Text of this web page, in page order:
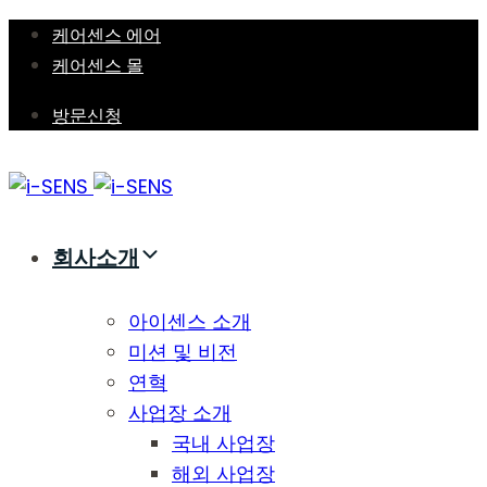
Skip
links
Skip
navigation
to
케어센스 에어
케어센스 몰
방문신청
회사소개
아이센스 소개
미션 및 비전
연혁
사업장 소개
국내 사업장
해외 사업장